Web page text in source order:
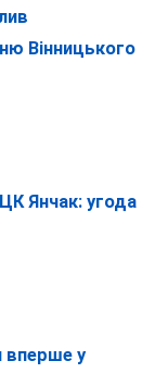
Вінницького
Янчак: угода
вперше у